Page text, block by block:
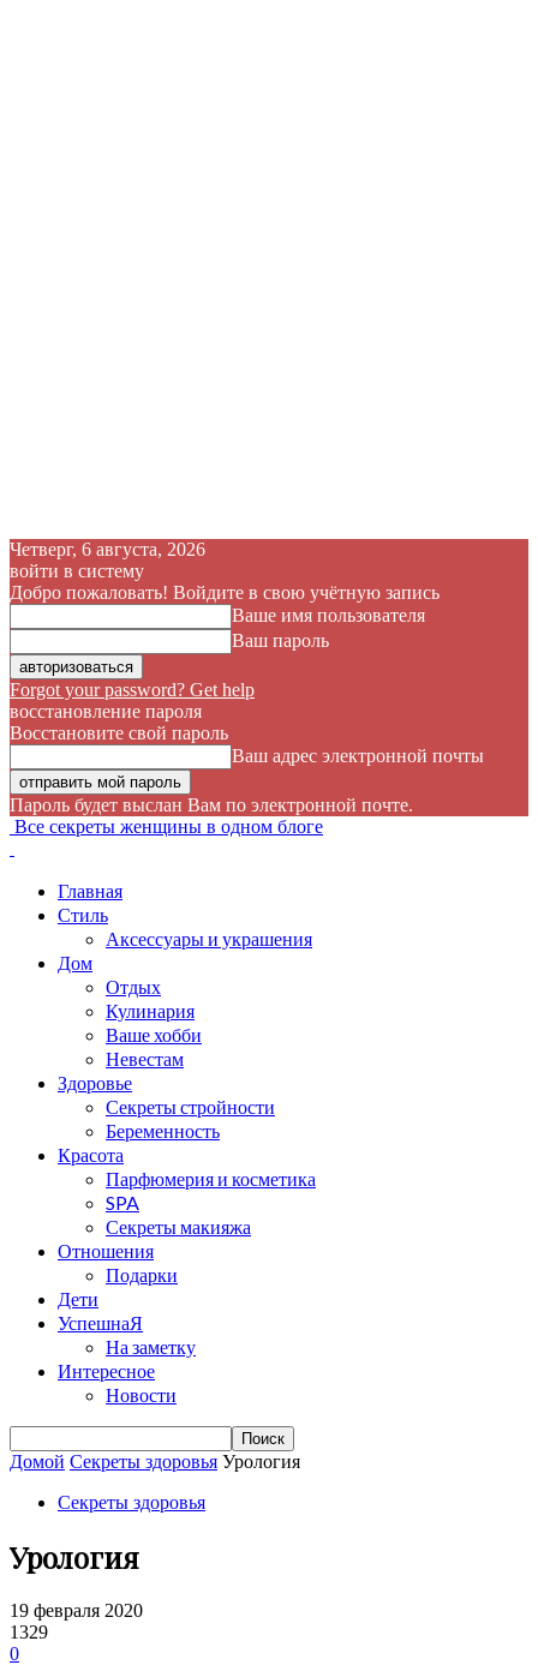
Четверг, 6 августа, 2026
войти в систему
Добро пожаловать! Войдите в свою учётную запись
Ваше имя пользователя
Ваш пароль
Forgot your password? Get help
восстановление пароля
Восстановите свой пароль
Ваш адрес электронной почты
Пароль будет выслан Вам по электронной почте.
Все секреты женщины в одном блоге
Главная
Стиль
Аксессуары и украшения
Дом
Отдых
Кулинария
Ваше хобби
Невестам
Здоровье
Секреты стройности
Беременность
Красота
Парфюмерия и косметика
SPA
Секреты макияжа
Отношения
Подарки
Дети
УспешнаЯ
На заметку
Интересное
Новости
Домой Cекреты здоровья Урология
Cекреты здоровья
Урология
19 февраля 2020
1329
0